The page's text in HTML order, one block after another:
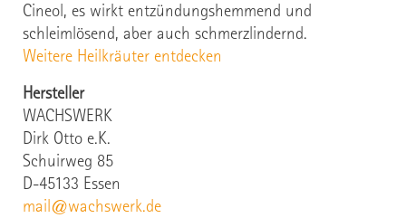
Cineol, es wirkt entzündungshemmend und
schleimlösend, aber auch schmerzlindernd.
Weitere Heilkräuter entdecken
Hersteller
WACHSWERK
Dirk Otto e.K.
Schuirweg 85
D-45133 Essen
mail@wachswerk.de